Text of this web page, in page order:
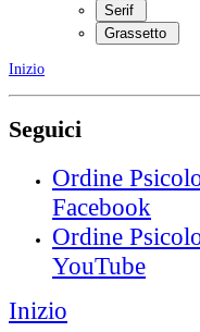
Serif
Grassetto
Inizio
Seguici
Ordine
Facebook
Ordine
YouTube
Inizio